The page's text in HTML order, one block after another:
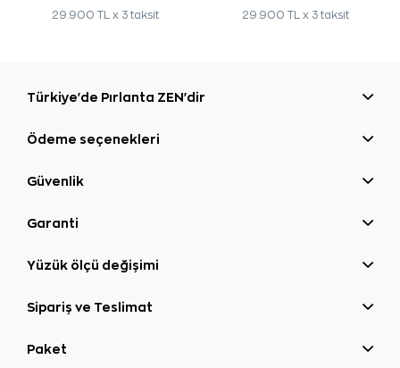
29.900 TL x 3 taksit 29.900 TL x 3 taksit
Türkiye'de Pırlanta ZEN'dir
Ödeme seçenekleri
Güvenlik
Garanti
Yüzük ölçü değişimi
Sipariş ve Teslimat
Paket